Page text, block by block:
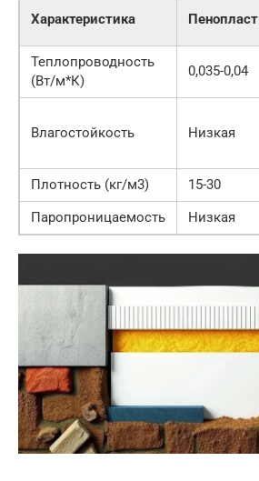
Характеристика Пенопласт
Теплопроводность
(Вт/м*К)
0,035-0,04
Влагостойкость Низкая
Плотность (кг/м3) 15-30
Паропроницаемость
Низкая